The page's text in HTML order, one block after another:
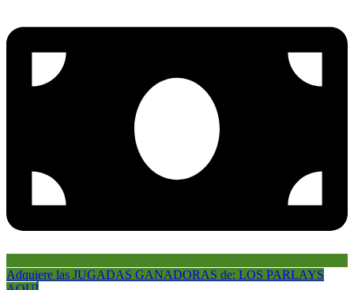
Adquiere las JUGADAS GANADORAS de: LOS PARLAYS